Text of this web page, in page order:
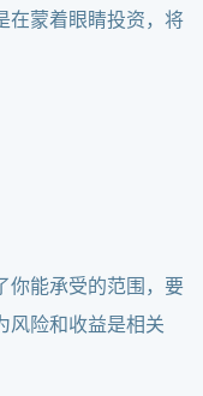
在蒙着眼睛投资，将
你能承受的范围，要
风险和收益是相关